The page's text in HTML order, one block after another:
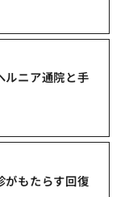
ルニア通院と手
がもたらす回復